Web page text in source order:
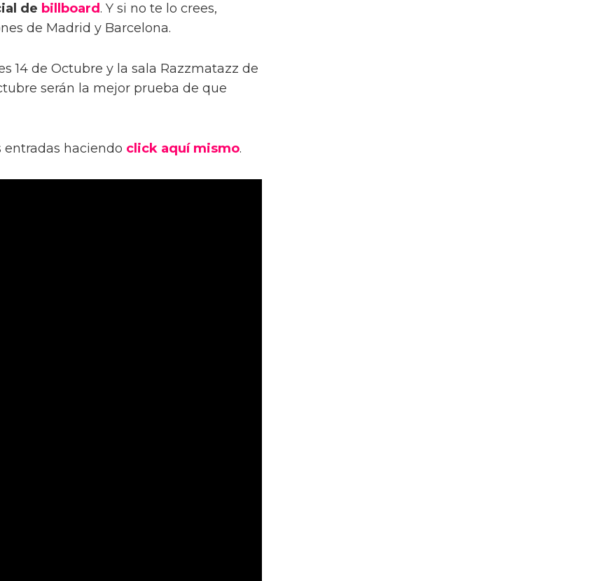
de billboard . Y si no te lo crees,
de Madrid y Barcelona.
14 de Octubre y la sala Razzmatazz de
serán la mejor prueba de que
entradas haciendo click aquí mismo.